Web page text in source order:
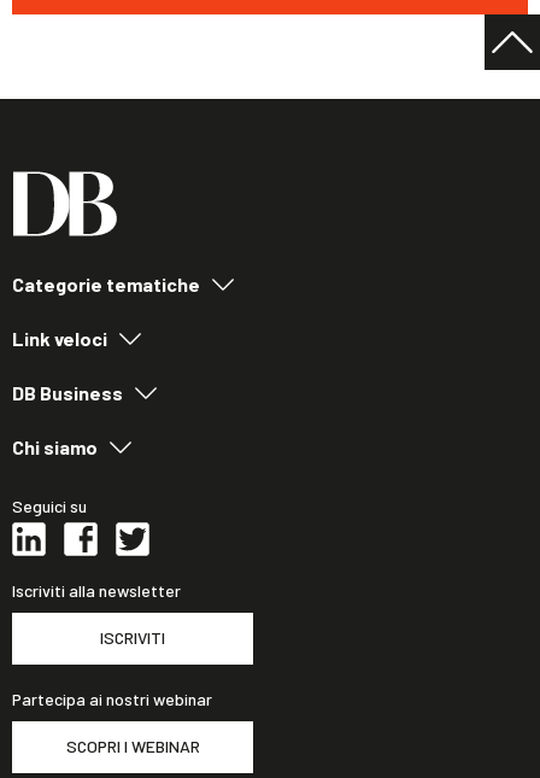
Categorie tematiche
Link veloci
DB Business
Chi siamo
Seguici su
Iscriviti alla newsletter
ISCRIVITI
Partecipa ai nostri webinar
SCOPRI I WEBINAR